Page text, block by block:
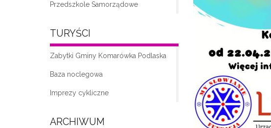
Przedszkole Samorządowe
TURYŚCI
Zabytki Gminy Komarówka Podlaska
Baza noclegowa
Imprezy cykliczne
ARCHIWUM